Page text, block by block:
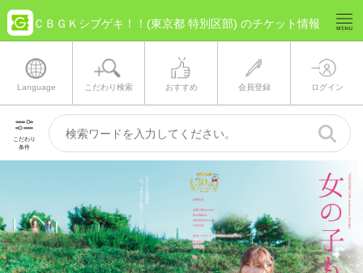
ＣＢＧＫシブゲキ！！(東京都 特別区部) のチケット情報
Language こだわり検索 おすすめ 会員登録 ログイン
こだわり
条件